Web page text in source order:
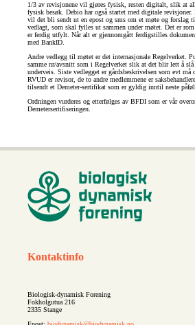
1/3 av revisjonene vil gjøres fysisk, resten digitalt, slik at
fysisk besøk. Debio har også startet med digitale
vil det bli sendt ut en epost og sms om et møte og forslag
vedlagt, som skal fylles ut sammen under møtet. Det er
er ferdig utfylt. Når alt er gjennomgått ferdigstilles
med BankID.
Andre vedlegg til møtet er det internasjonale Regelverket.
samme nr/avsnitt som i Regelverket slik at det blir lett å
underveis. Siste vedlegget er gårdsbeskrivelsen som evt må
RVUD er revisor, de to andre medlemmene er
tilsendt et Demeter-sertifikat som er gyldig inntil neste
Ordningen vurderes og etterfølges av BFDI som er vår
Demetersertifiseringen.
Kontaktinfo
Biologisk-dynamisk Forening
Fokholgutua 216
2335 Stange